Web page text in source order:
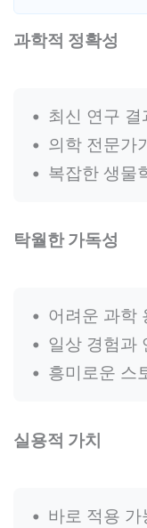
과학적 정확성
최신 연구
의학 전문가
복잡한 생물
탁월한 가독성
어려운 과학
일상 경험과
흥미로운 스
실용적 가치
바로 적용 가